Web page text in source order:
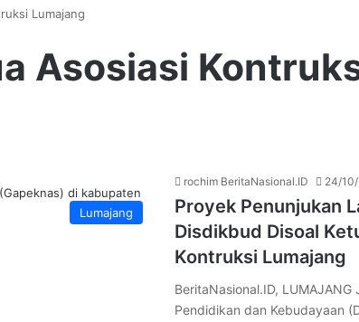
Lumajang
Asosiasi
Lumajang
di kabupaten
rochim BeritaNasional.ID 24/
Proyek Penunjukan
Disdikbud Disoal
Kontruksi Lumajang
BeritaNasional.ID, LUMAJANG
Pendidikan dan Kebudayaan